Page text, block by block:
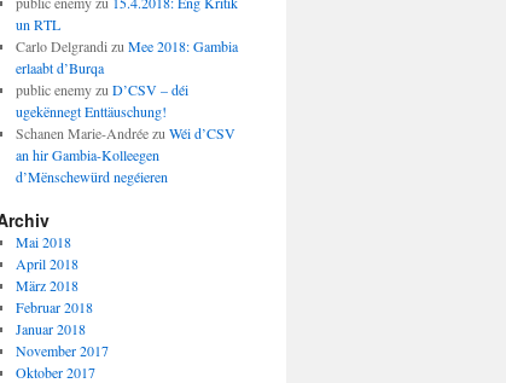
un RTL
Carlo Delgrandi zu Mee 2018: Gambia
erlaabt d’Burqa
public enemyzu D’CSV – déi
ugekënnegt Enttäuschung!
Schanen Marie-Andréezu Wéi d’CSV
an hir Gambia-Kolleegen
d’Mënschewürd negéieren
Mai 2018
April 2018
März 2018
Februar 2018
Januar 2018
November 2017
Oktober 2017